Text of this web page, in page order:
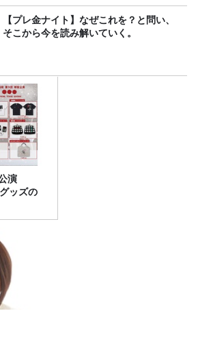
【プレ金ナイト】なぜこれを？と問い、
そこから今を読み解いていく。
演
ッズの